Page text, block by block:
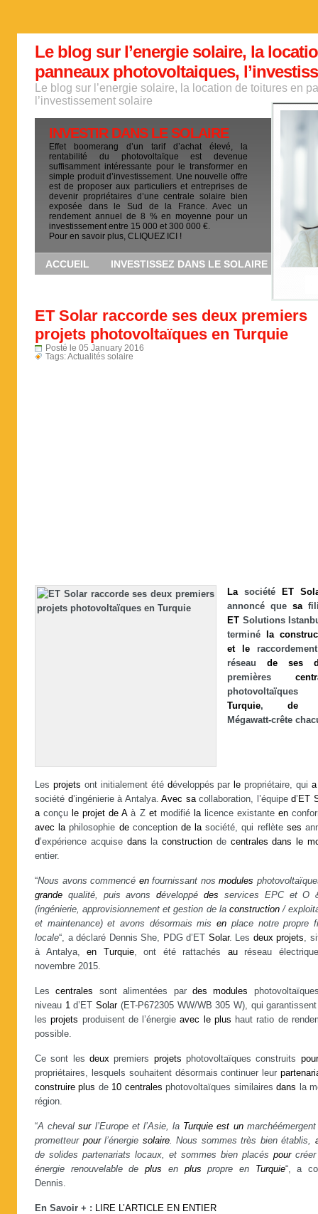
Le blog sur l’energie solaire, la
panneaux photovoltaiques,
Le blog sur l’energie solaire, la location de toitures en
l’investissement solaire
INVESTIR DANS LE SOLAIRE
Effet boomerang d’un tarif d’achat élevé, la
rentabilité du photovoltaïque est devenue
suffisamment intéressante pour le transformer en
simple produit d’investissement. Une nouvelle offre
est de proposer aux particuliers et entreprises de
devenir propriétaires d’une centrale solaire bien
exposée dans le Sud de la France. Avec un
rendement annuel de 8 % en moyenne pour un
investissement entre 15 000 et 300 000 €.
Pour en savoir plus, CLIQUEZ ICI !
ACCUEIL INVESTISSEZ DANS LE SOLAIRE
ET Solar raccorde ses deux premiers
projets photovoltaïques en Turquie
Posté le 05 January 2016
Tags:Actualités solaire
Lasociété ET
annoncé que sa
ET Solutions
terminé
la
et
le
réseau de ses
premières
Turquie, de
Mégawatt-crête
Les projets ont initialement été développés par le propriétaire, quia
société d’ingénierie à Antalya.Avec sacollaboration, l’équiped’ ET
aconçu le projet de Aà Z etmodifié lalicence existante en
avec
laphilosophie deconception de lasociété, qui reflète ses
d’expérience acquise dans laconstruction de centrales dans le
entier.
“Nous avons commencé enfournissant nos modules
grande qualité, puis avonsdéveloppédes services EPC et O
(ingénierie, approvisionnement et gestion de la construction/
et maintenance) et avons désormais misen place notre propre
locale“, a déclaré Dennis She, PDG d’ET Solar. Les deux projets,
à Antalya, en Turquie, ont été rattachés auréseau
novembre 2015.
Lescentrales sont alimentées par des modules
niveau 1d’ETSolar(ET-P672305 WW/WB 305 W), qui
lesprojets produisent de l’énergieavec le plus haut ratio de
possible.
Ce sont les deux premiers projets photovoltaïques construits pour
propriétaires, lesquels souhaitent désormais continuer leur
construire plus de 10 centrales photovoltaïques similairesdans la
région.
“A chevalsurl’Europe et l’Asie, la Turquie est un
prometteur pourl’énergie solaire. Nous sommes très bien établis,
de solides partenariats locaux, et sommes bien placés pour
énergie renouvelable deplus en plus propre en Turquie“, a
Dennis.
En Savoir + : LIRE L’ARTICLE EN ENTIER